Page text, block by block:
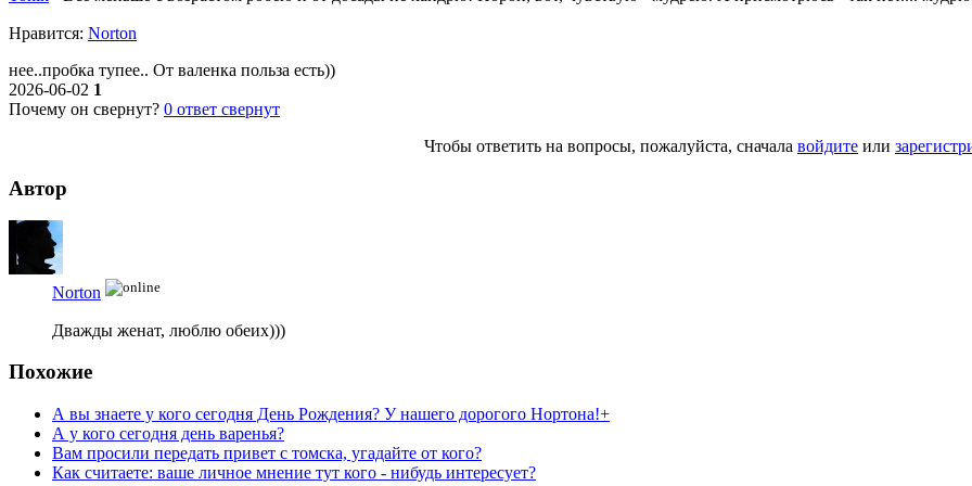
Нравитcя: Norton
нее..пробка тупее.. От валенка польза есть))
2026-06-02 1
Почему он свернут? 0 ответ свернут
Чтобы ответить на вопросы, пожалуйста, сначала войдите или
Автор
Norton
Дважды женат, люблю обеих)))
Похожие
А вы знаете у кого сегодня День Рождения? У нашего дорогого Нортона!+
А у кого сегодня день варенья?
Вам просили передать привет с томска, угадайте от кого?
Как считаете: ваше личное мнение тут кого - нибудь интересует?